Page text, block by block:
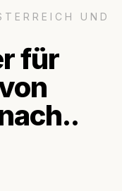
UND
für